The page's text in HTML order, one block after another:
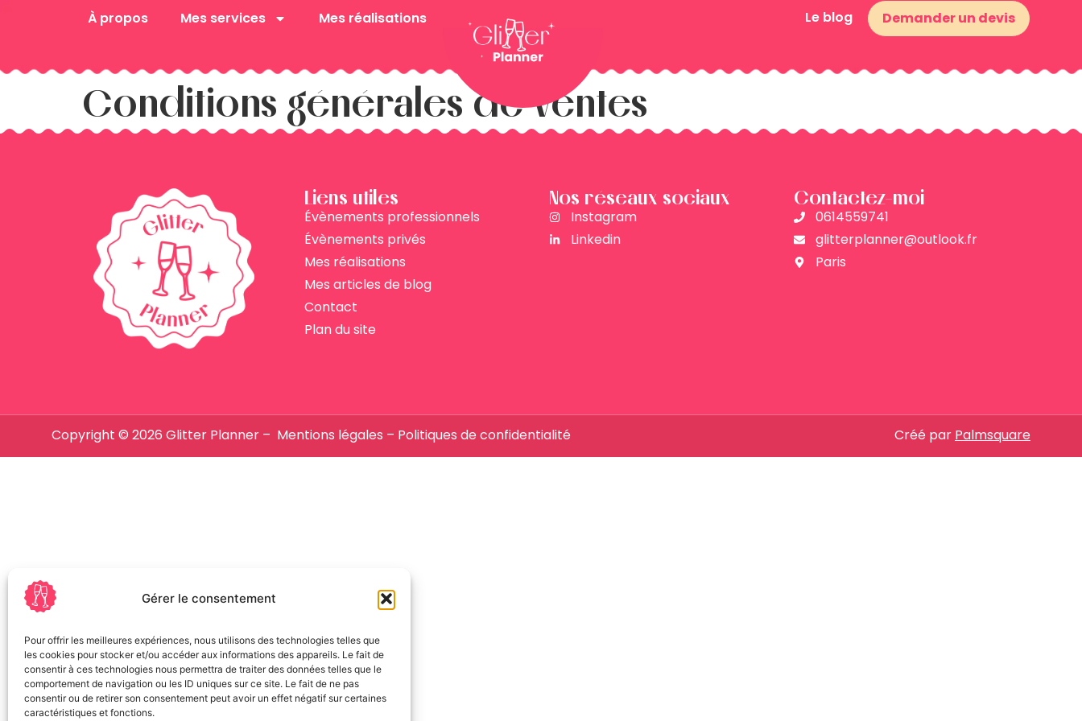
Gérer le consentement
Pour offrir les meilleures expériences, nous utilisons des technologies telles que
les cookies pour stocker et/ou accéder aux informations des appareils. Le fait de
consentir à ces technologies nous permettra de traiter des données telles que le
comportement de navigation ou les ID uniques sur ce site. Le fait de ne pas
consentir ou de retirer son consentement peut avoir un effet négatif sur certaines
caractéristiques et fonctions.
À propos Mes services Mes réalisations Demander un devis
Le blog
Conditions générales de ventes
Liens utiles
Évènements professionnels
Évènements privés
Mes réalisations
Mes articles de blog
Contact
Plan du site
Nos réseaux sociaux
Instagram
Linkedin
Contactez-moi
0614559741
glitterplanner@outlook.fr
Paris
Copyright © 2026 Glitter Planner – Mentions légales – Politiques de confidentialité Créé par Palmsquare